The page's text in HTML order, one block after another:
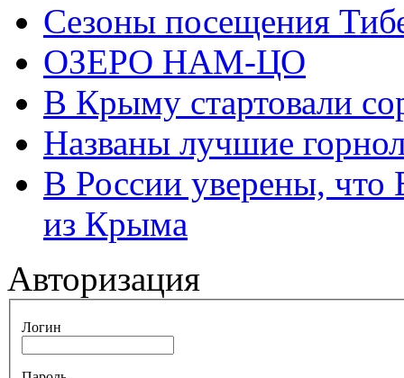
Сезоны посещения
ОЗЕРО НАМ-ЦО
В Крыму стартовали
Названы лучшие
В России уверены, что
из Крыма
Авторизация
Логин